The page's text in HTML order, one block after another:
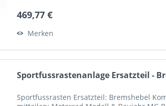
469,77 €
Merken
Sportfussrastenanlage Ersatzteil -
Sportfussrasten Ersatzteil: Bremshebel